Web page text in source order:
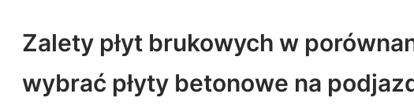
Zalety płyt brukowych w
wybrać płyty betonowe na